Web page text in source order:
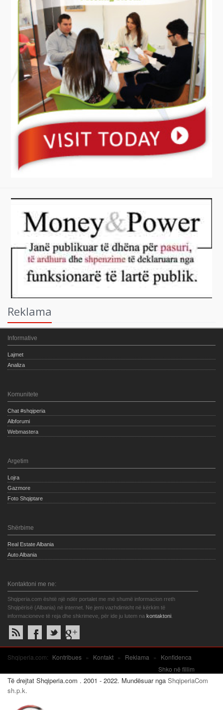
Reklama
Informative
Lajmet
Analiza
Komunitete
Chat #shqiperia
Albforumi
Webmastera
Argetim
Lojra
Gazmore
Foto Shqiptare
Shërbime
Real Estate Albania
Auto Albania
Kontaktoni me ne:
Shqiperia.com është një ndër portalet me më shumë informacion rreth
Shqipërisë (Albania) në internet. Ne jemi vazhdimisht në kërkim të
informacioneve të reja dhe shkrimeve, për ide ju lutem na kontaktoni
Shqiperia.com: Kontribues » Kontakt » Reklama »
Konfidenca
Shko në fillim
Të drejtat Shqiperia.com . 2001 - 2022. Mundësuar nga ShqiperiaCom
sh.p.k.